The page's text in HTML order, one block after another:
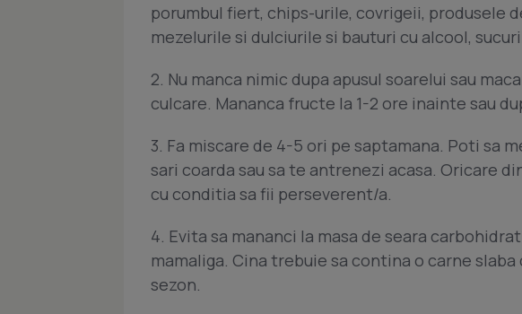
porumbul fiert, chips-urile, covrigeii, produsele
mezelurile si dulciurile si bauturi cu alcool,
2. Nu manca nimic dupa apusul soarelui sau
culcare. Mananca fructe la 1-2 ore inainte sau
3. Fa miscare de 4-5 ori pe saptamana. Poti sa
sari coarda sau sa te antrenezi acasa. Oricare
cu conditia sa fii perseverent/a.
4. Evita sa mananci la masa de seara
mamaliga. Cina trebuie sa contina o carne
sezon.